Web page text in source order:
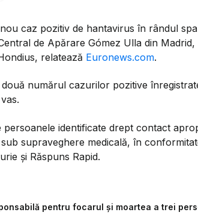
caz pozitiv de hantavirus în rândul
de Apărare Gómez Ulla din
relatează Euronews.com.
numărul cazurilor pozitive
identificate drept contact
supraveghere medicală, în
și Răspuns Rapid.
pentru focarul și moartea a trei